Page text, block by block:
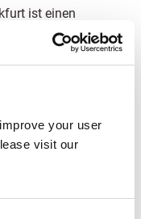
your user
visit our
ist einen
über ihr
besser verstehen
zu Frankfurts
die das
sind am